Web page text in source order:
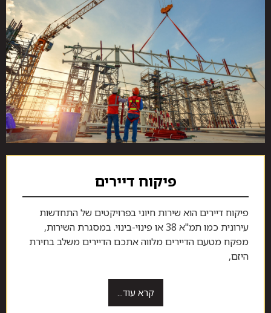
פיקוח דיירים
פיקוח דיירים הוא שירות חיוני בפרויקטים של התחדשות
עירונית כמו תמ"א 38 או פינוי-בינוי. במסגרת השירות,
מפקח מטעם הדיירים מלווה אתכם הדיירים משלב בחירת
היזם,
קרא עוד...